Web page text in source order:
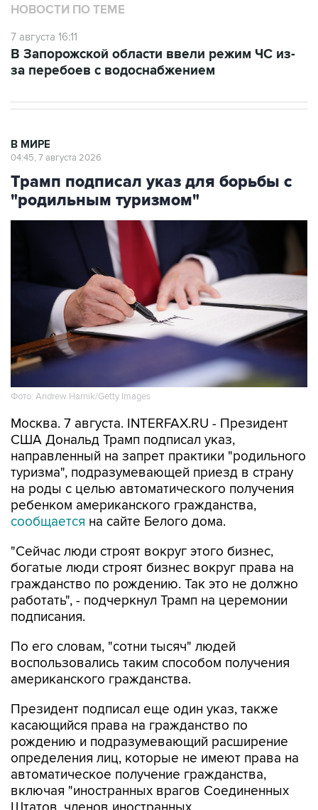
НОВОСТИ ПО ТЕМЕ
7 августа 16:11
В Запорожской области ввели режим ЧС из-
за перебоев с водоснабжением
В МИРЕ
04:45, 7 августа 2026
Трамп подписал указ для борьбы с
"родильным туризмом"
Фото: Andrew Harnik/Getty Images
Москва. 7 августа. INTERFAX.RU - Президент
США Дональд Трамп подписал указ,
направленный на запрет практики "родильного
туризма", подразумевающей приезд в страну
на роды с целью автоматического получения
ребенком американского гражданства,
сообщается на сайте Белого дома.
"Сейчас люди строят вокруг этого бизнес,
богатые люди строят бизнес вокруг права на
гражданство по рождению. Так это не должно
работать", - подчеркнул Трамп на церемонии
подписания.
По его словам, "сотни тысяч" людей
воспользовались таким способом получения
американского гражданства.
Президент подписал еще один указ, также
касающийся права на гражданство по
рождению и подразумевающий расширение
определения лиц, которые не имеют права на
автоматическое получение гражданства,
включая "иностранных врагов Соединенных